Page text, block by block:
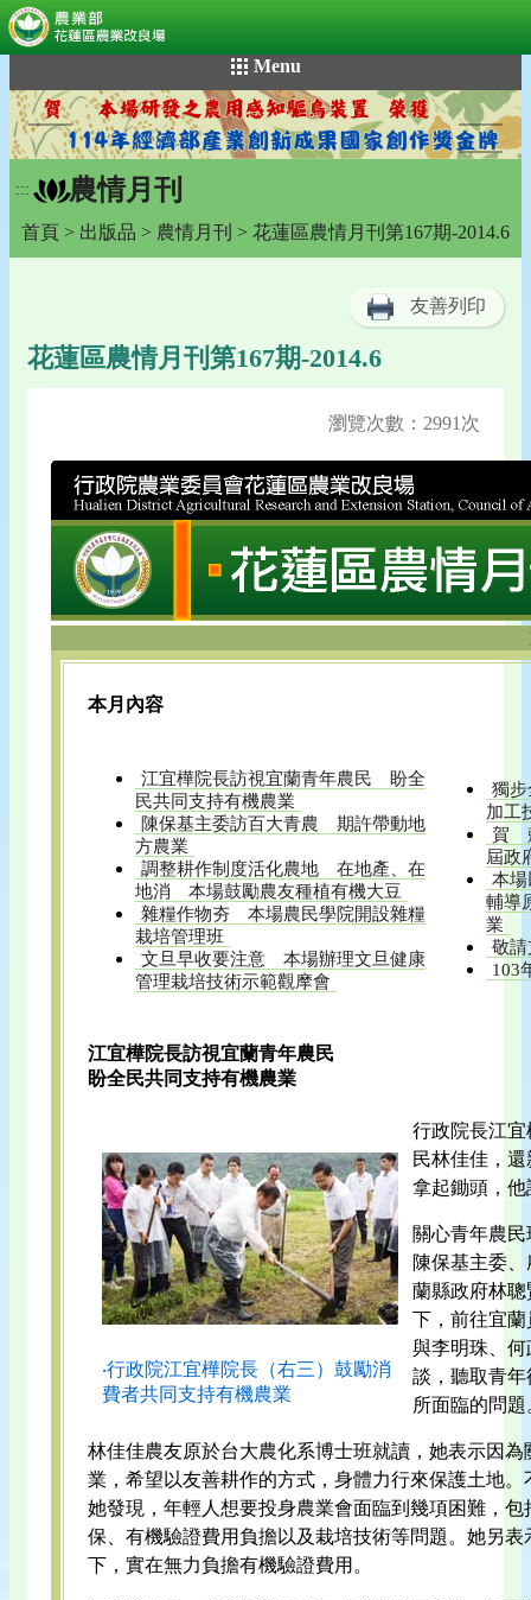
到
主
要
內
容
塊
Menu
::: 農情月刊
首頁 > 出版品 > 農情月刊 > 花蓮區農情月刊第167期-2014.6
友善列印
花蓮區農情月刊第167期-2014.6
瀏覽次數：2991次
本月內容
江宜樺院長訪視宜蘭青年農民 盼全
民共同支持有機農業
陳保基主委訪百大青農 期許帶動地
方農業
調整耕作制度活化農地 在地產、在
地消 本場鼓勵農友種植有機大豆
雜糧作物夯 本場農民學院開設雜糧
栽培管理班
文旦早收要注意 本場辦理文旦健康
管理栽培技術示範觀摩會
獨
加工
賀
屆政
本
輔導
業
敬請
103
江宜樺院長訪視宜蘭青年農民
盼全民共同支持有機農業
‧行政院江宜樺院長（右三）鼓勵消
費者共同支持有機農業
行政院長江
民林佳佳，
拿起鋤頭，
關心青年農
陳保基主委
蘭縣政府林
下，前往宜
與李明珠、
談，聽取青
所面臨的問題
林佳佳農友原於台大農化系博士班就讀，她表示因
業，希望以友善耕作的方式，身體力行來保護土地
她發現，年輕人想要投身農業會面臨到幾項困難，
保、有機驗證費用負擔以及栽培技術等問題。她另
下，實在無力負擔有機驗證費用。